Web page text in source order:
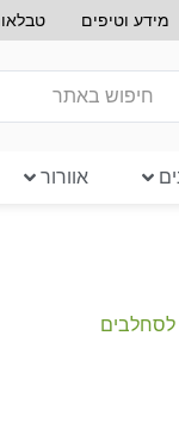
מידע וטיפים
אוורור
לסחלבים